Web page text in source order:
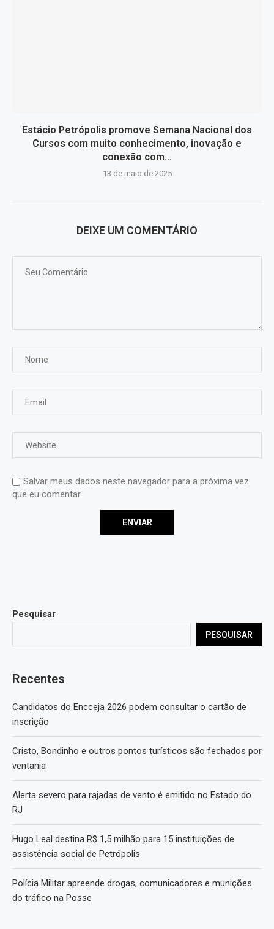
Estácio Petrópolis promove Semana Nacional dos
Cursos com muito conhecimento, inovação e
conexão com...
13 de maio de 2025
DEIXE UM COMENTÁRIO
Salvar meus dados neste navegador para a próxima vez
que eu comentar.
Pesquisar
PESQUISAR
Recentes
Candidatos do Encceja 2026 podem consultar o cartão de
inscrição
Cristo, Bondinho e outros pontos turísticos são fechados por
ventania
Alerta severo para rajadas de vento é emitido no Estado do
RJ
Hugo Leal destina R$ 1,5 milhão para 15 instituições de
assistência social de Petrópolis
Polícia Militar apreende drogas, comunicadores e munições
do tráfico na Posse